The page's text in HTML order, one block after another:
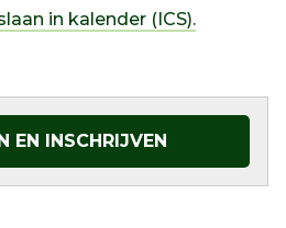
in kalender (ICS).
EN INSCHRIJVEN